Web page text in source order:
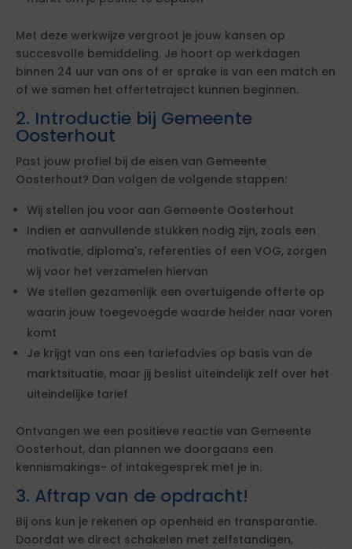
Met deze werkwijze vergroot je jouw kansen op
succesvolle bemiddeling. Je hoort op werkdagen
binnen 24 uur van ons of er sprake is van een match en
of we samen het offertetraject kunnen beginnen.
2. Introductie bij Gemeente
Oosterhout
Past jouw profiel bij de eisen van Gemeente
Oosterhout? Dan volgen de volgende stappen:
Wij stellen jou voor aan Gemeente Oosterhout
Indien er aanvullende stukken nodig zijn, zoals een
motivatie, diploma's, referenties of een VOG, zorgen
wij voor het verzamelen hiervan
We stellen gezamenlijk een overtuigende offerte op
waarin jouw toegevoegde waarde helder naar voren
komt
Je krijgt van ons een tariefadvies op basis van de
marktsituatie, maar jij beslist uiteindelijk zelf over het
uiteindelijke tarief
Ontvangen we een positieve reactie van Gemeente
Oosterhout, dan plannen we doorgaans een
kennismakings- of intakegesprek met je in.
3. Aftrap van de opdracht!
Bij ons kun je rekenen op openheid en transparantie.
Doordat we direct schakelen met zelfstandigen,